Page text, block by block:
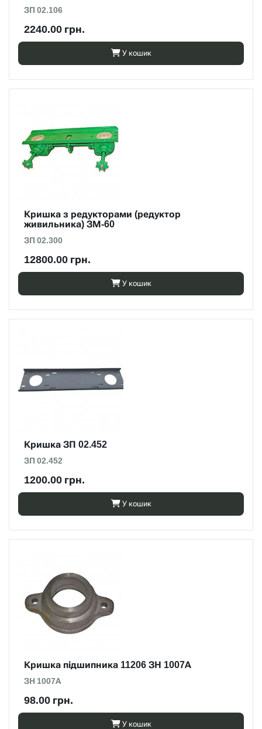
ЗП 02.106
2240.00 грн.
У кошик
Кришка з редукторами (редуктор
живильника) ЗМ-60
ЗП 02.300
12800.00 грн.
У кошик
Кришка ЗП 02.452
ЗП 02.452
1200.00 грн.
У кошик
Кришка підшипника 11206 ЗН 1007А
ЗН 1007А
98.00 грн.
У кошик